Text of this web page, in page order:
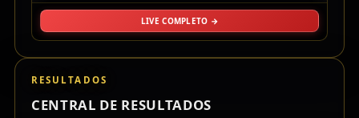
LIVE COMPLETO →
RESULTADOS
CENTRAL DE RESULTADOS